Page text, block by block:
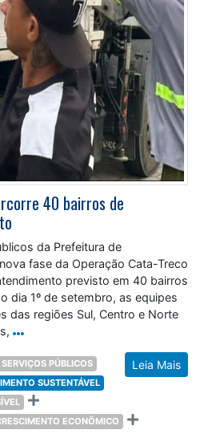
40 bairros de
da Prefeitura de
fase da Operação Cata-Treco
previsto em 40 bairros
dia 1º de setembro, as equipes
das regiões Sul, Centro e Norte
Leia Mais
PÚBLICOS
SUSTENTÁVEL
ECONÔMICO